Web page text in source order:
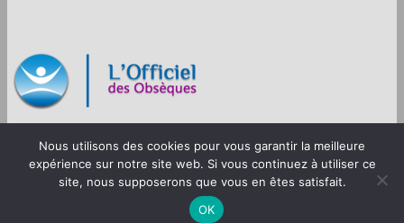
© 2012-2026 L’Officiel des Obsèques
Mentions légales
Nous utilisons des cookies pour vous garantir la meilleure
expérience sur notre site web. Si vous continuez à utiliser ce
site, nous supposerons que vous en êtes satisfait.
OK